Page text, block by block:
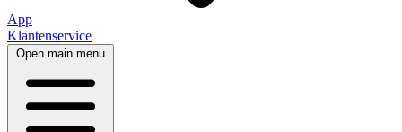
App
Klantenservice
Open main menu